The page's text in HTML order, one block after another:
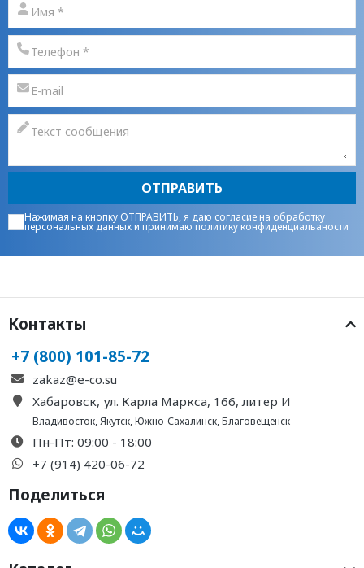
ОТПРАВИТЬ
Нажимая на кнопку ОТПРАВИТЬ, я даю согласие на обработку
персональных данныхи принимаюполитику конфиденциальаности
Контакты
+7 (800) 101-85-72
zakaz@e-co.su
Хабаровск, ул. Карла Маркса, 166, литер И
Владивосток,Якутск,Южно-Сахалинск,Благовещенск
Пн-Пт: 09:00 - 18:00
+7 (914) 420-06-72
Поделиться